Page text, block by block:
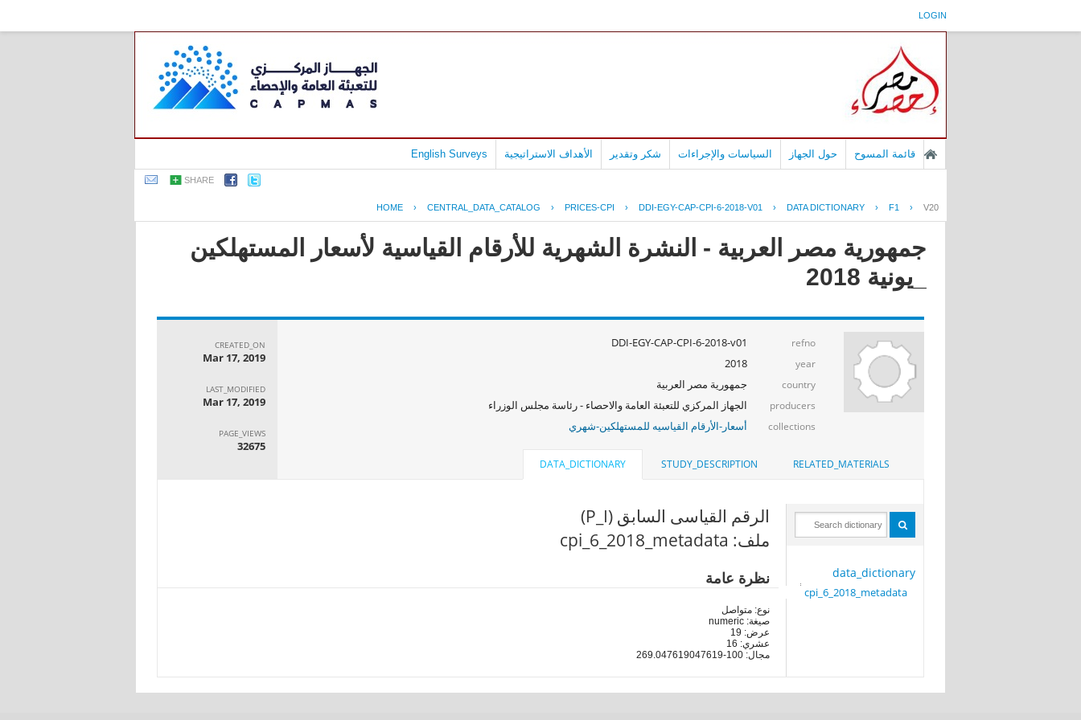
LOGIN
قائمة المسوح حول الجهاز السياسات والإجراءات شكر وتقدير الأهداف الاستراتيجية English Surveys
SHARE
HOME › CENTRAL_DATA_CATALOG › PRICES-CPI › DDI-EGY-CAP-CPI-6-2018-V01 › DATA DICTIONARY › F1 › V20
جمهورية مصر العربية - النشرة الشهرية للأرقام القياسية لأسعار المستهلكين
_يونية 2018
refno
DDI-EGY-CAP-CPI-6-2018-v01
year
2018
country جمهورية مصر العربية
producers الجهاز المركزي للتعبئة العامة والاحصاء - رئاسة مجلس الوزراء
collections أسعار-الأرقام القياسيه للمستهلكين-شهري
CREATED_ON
Mar 17, 2019
LAST_MODIFIED
Mar 17, 2019
PAGE_VIEWS
32675
RELATED_MATERIALS
STUDY_DESCRIPTION
DATA_DICTIONARY
data_dictionary
cpi_6_2018_metadata
الرقم القياسى السابق (P_I)
ملف: cpi_6_2018_metadata
نظرة عامة
نوع: متواصل
صيغة: numeric
عرض: 19
عشري: 16
مجال: 100-269.047619047619